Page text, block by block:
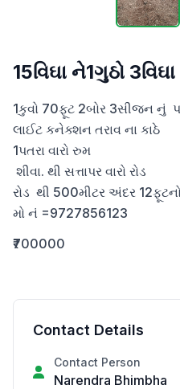
15વિઘા ને1ગુઠો
1કુવો 70ફૂટ 2બોર 3સીજન નું
લાઈટ કનેક્શન તરાવ ના કાઠે
1પતરા વારો રુમ
રોડ  થી 500મીટર અંદર
મો નં =9727856123
₹700000
Contact Details
Contact Person
Narendra Bhimbha